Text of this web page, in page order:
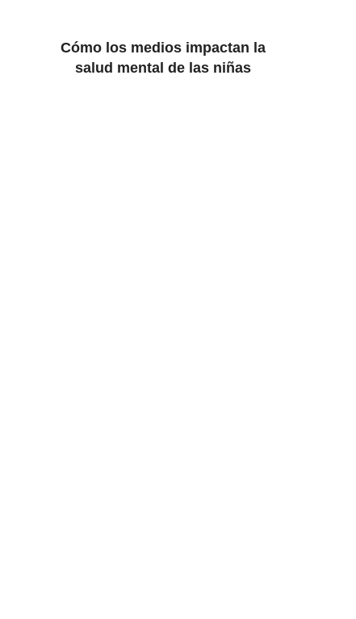
Cómo los medios impactan la
salud mental de las niñas